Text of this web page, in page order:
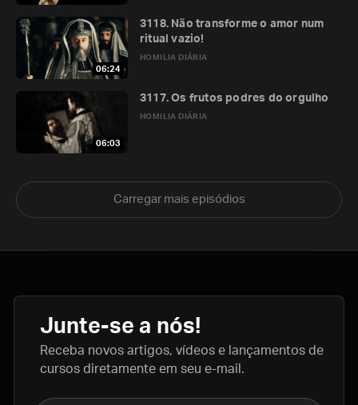
06:24
HOMILIA DIÁRIA
3118. Não transforme o amor num
ritual vazio!
06:03
HOMILIA DIÁRIA
3117. Os frutos podres do orgulho
Carregar mais episódios
Junte-se a nós!
Receba novos artigos, vídeos e lançamentos de
cursos diretamente em seu e-mail.